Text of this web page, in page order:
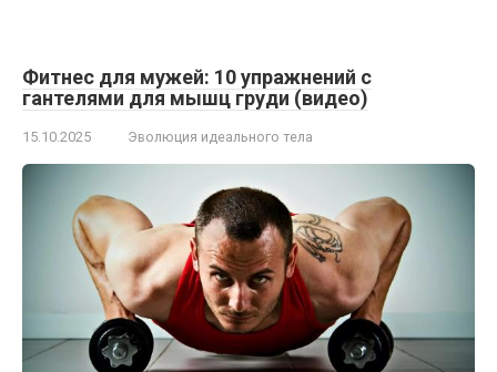
Фитнес для мужей: 10 упражнений с
гантелями для мышц груди (видео)
15.10.2025 Эволюция идеального тела